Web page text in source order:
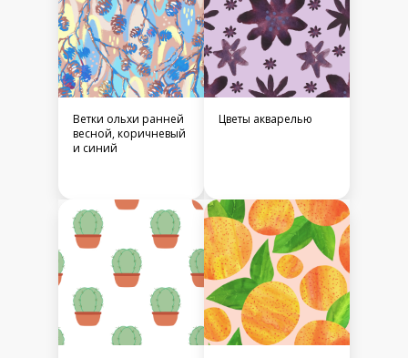
Ветки ольхи ранней
весной, коричневый
и синий
Цветы акварелью